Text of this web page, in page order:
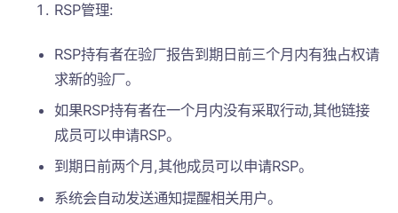
RSP管理:
RSP持有者在验厂报告到期日前三个月内有独占权请
求新的验厂。
如果RSP持有者在一个月内没有采取行动,其他链接
成员可以申请RSP。
到期日前两个月,其他成员可以申请RSP。
系统会自动发送通知提醒相关用户。